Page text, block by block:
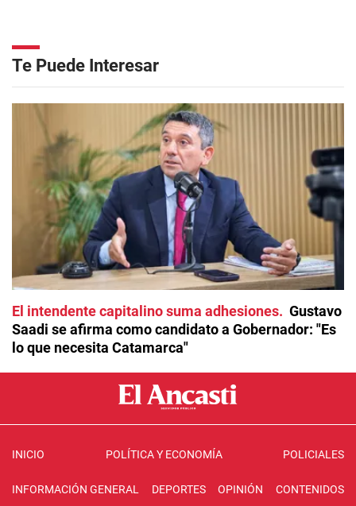
Te Puede Interesar
El intendente capitalino suma adhesiones
Gustavo
Saadi se afirma como candidato a Gobernador: "Es
lo que necesita Catamarca"
INICIO POLÍTICA Y ECONOMÍA POLICIALES
INFORMACIÓN GENERAL DEPORTES OPINIÓN CONTENIDOS